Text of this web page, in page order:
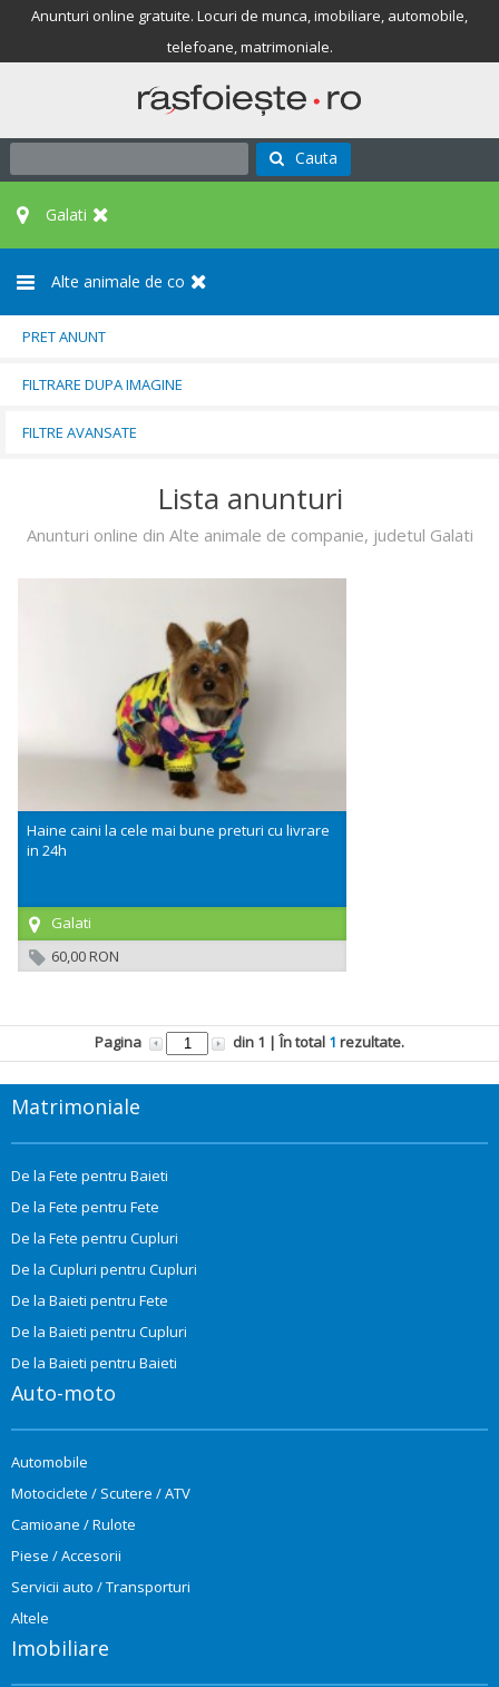
Anunturi online gratuite. Locuri de munca, imobiliare, automobile,
telefoane, matrimoniale.
Cauta
Galati
Alte animale de co
PRET ANUNT
FILTRARE DUPA IMAGINE
FILTRE AVANSATE
Lista anunturi
Anunturi online din Alte animale de companie, judetul Galati
Haine caini la cele mai bune preturi cu livrare
in 24h
Galati
60,00 RON
Pagina din 1 | În total 1 rezultate.
Matrimoniale
De la Fete pentru Baieti
De la Fete pentru Fete
De la Fete pentru Cupluri
De la Cupluri pentru Cupluri
De la Baieti pentru Fete
De la Baieti pentru Cupluri
De la Baieti pentru Baieti
Auto-moto
Automobile
Motociclete / Scutere / ATV
Camioane / Rulote
Piese / Accesorii
Servicii auto / Transporturi
Altele
Imobiliare